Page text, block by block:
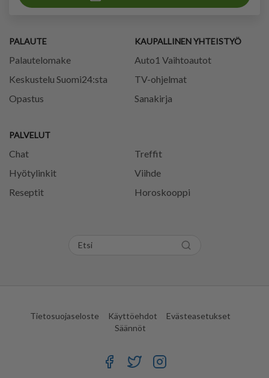
PALAUTE
Palautelomake
Keskustelu Suomi24:sta
Opastus
PALVELUT
Chat
Treffit
Hyötylinkit
Viihde
Reseptit
Horoskooppi
KAUPALLINEN YHTEISTYÖ
Auto1 Vaihtoautot
TV-ohjelmat
Sanakirja
Tietosuojaseloste Käyttöehdot
Evästeasetukset
Säännöt